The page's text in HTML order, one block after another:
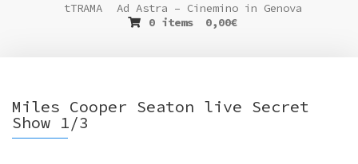
tTRAMA
Ad Astra – Cinemino in Genova
0 items
0,00€
Miles Cooper Seaton live Secret
Show 1/3